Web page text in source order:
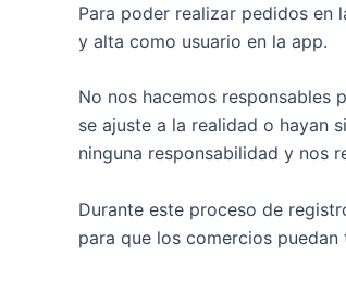
Para poder realizar pedidos
y alta como usuario en la app.
No nos hacemos
se ajuste a la realidad o hayan
ninguna responsabilidad y nos
Durante este proceso de
para que los comercios